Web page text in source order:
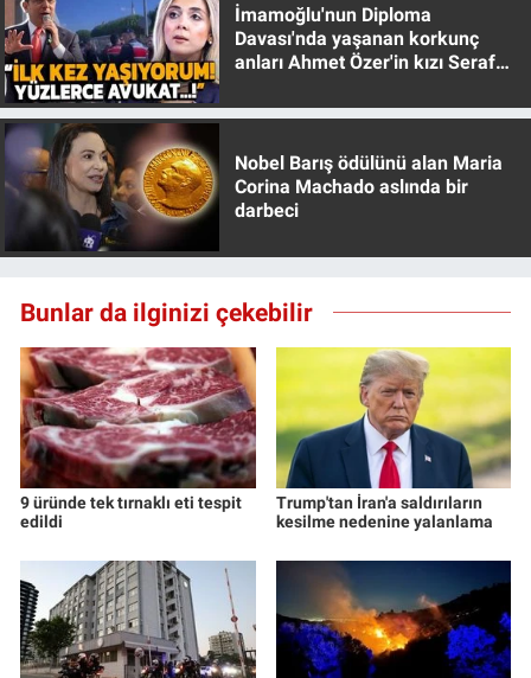
İmamoğlu'nun Diploma
Davası'nda yaşanan korkunç
anları Ahmet Özer'in kızı Seraf
Nobel Barış ödülünü alan Maria
Corina Machado aslında bir
darbeci
Bunlar da ilginizi çekebilir
9 üründe tek tırnaklı eti tespit
edildi
Trump'tan İran'a saldırıların
kesilme nedenine yalanlama
Türkiye'nin Gündemi
Yerel Gündem
Yerel Yaşam
Canlı Yayın